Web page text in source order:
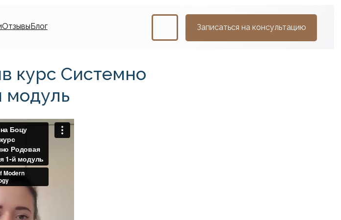
ОтзывыБлог Записаться на консультацию
курс Системно
модуль